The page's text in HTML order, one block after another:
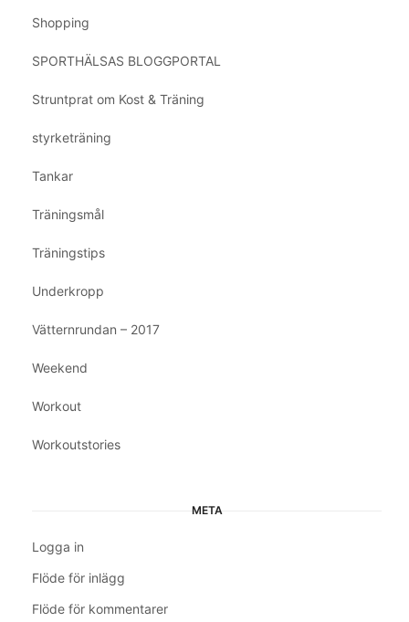
Shopping
SPORTHÄLSAS BLOGGPORTAL
Struntprat om Kost & Träning
styrketräning
Tankar
Träningsmål
Träningstips
Underkropp
Vätternrundan – 2017
Weekend
Workout
Workoutstories
META
Logga in
Flöde för inlägg
Flöde för kommentarer